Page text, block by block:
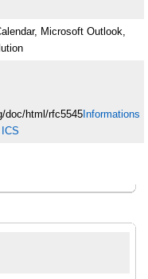
Microsoft Outlook,
doc/html/rfc5545 Informations